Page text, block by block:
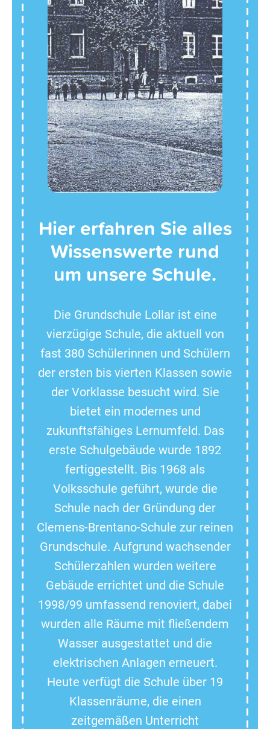
Hier erfahren Sie alles
Wissenswerte rund
um unsere Schule.
Die Grundschule Lollar ist eine
vierzügige Schule, die aktuell von
fast 380 Schülerinnen und Schülern
der ersten bis vierten Klassen sowie
der Vorklasse besucht wird. Sie
bietet ein modernes und
zukunftsfähiges Lernumfeld. Das
erste Schulgebäude wurde 1892
fertiggestellt. Bis 1968 als
Volksschule geführt, wurde die
Schule nach der Gründung der
Clemens-Brentano-Schule zur reinen
Grundschule. Aufgrund wachsender
Schülerzahlen wurden weitere
Gebäude errichtet und die Schule
1998/99 umfassend renoviert, dabei
wurden alle Räume mit fließendem
Wasser ausgestattet und die
elektrischen Anlagen erneuert.
Heute verfügt die Schule über 19
Klassenräume, die einen
zeitgemäßen Unterricht